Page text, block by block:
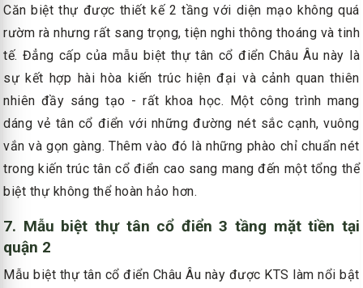
Căn biệt thự được thiết kế 2 tầng với diện mạo không quá
rườm rà nhưng rất sang trọng, tiện nghi thông thoáng và tinh
tế. Đẳng cấp của mẫu biệt thự tân cổ điển Châu Âu này là
sự kết hợp hài hòa kiến trúc hiện đại và cảnh quan thiên
nhiên đầy sáng tạo - rất khoa học. Một công trình mang
dáng vẻ tân cổ điển với những đường nét sắc cạnh, vuông
vắn và gọn gàng. Thêm vào đó là những phào chỉ chuẩn nét
trong kiến trúc tân cổ điển cao sang mang đến một tổng thể
biệt thự không thể hoàn hảo hơn.
7. Mẫu biệt thự tân cổ điển 3 tầng mặt tiền tại
quận 2
Mẫu biệt thự tân cổ điển Châu Âu này được KTS làm nổi bật